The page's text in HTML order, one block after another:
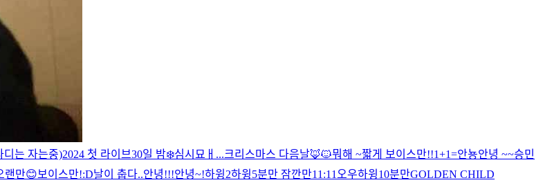
디는 자는중)2024 첫 라이브30일 밤❄️심시묘ㅐ...크리스마스 다음날🦊🐱뭐해 ~짧게 보이스만!!1+1=안뇽안녕 ~~승민
랜만😊보이스만!:D날이 춥다..안녕!!!안녕~!하윙2하윙5분만 잠깐만11:11 오우하윙10분만GOLDEN CHILD